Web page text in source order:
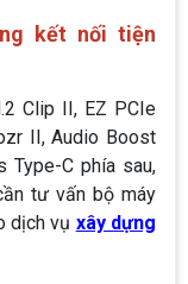
kết nối tiện
Clip II, EZ PCIe
II, Audio Boost
Type-C phía sau,
tư vấn bộ máy
dịch vụ xây dựng